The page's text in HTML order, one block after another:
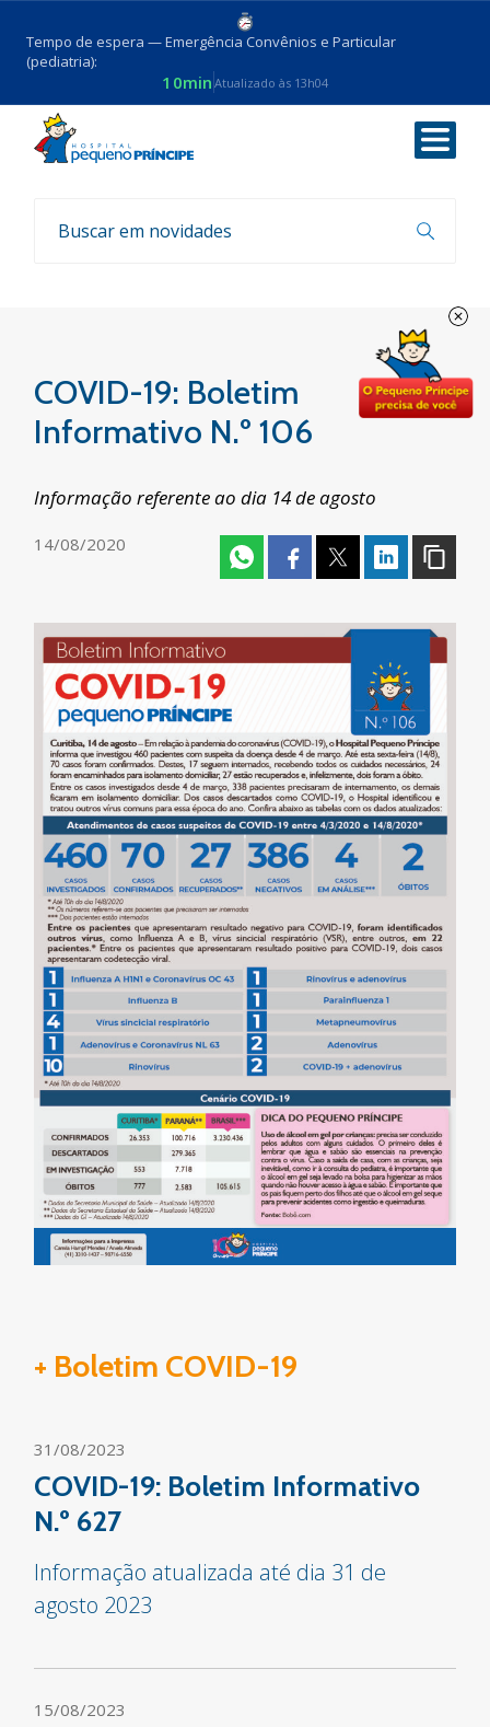
Tempo de espera — Emergência Convênios e Particular
(pediatria):
10min Atualizado às 13h04
Voltar
Boletim COVID-19
COVID-19: Boletim
Informativo N.º 106
Informação referente ao dia 14 de agosto
14/08/2020
+ Boletim COVID-19
31/08/2023
COVID-19: Boletim Informativo
N.º 627
Informação atualizada até dia 31 de
agosto 2023
15/08/2023